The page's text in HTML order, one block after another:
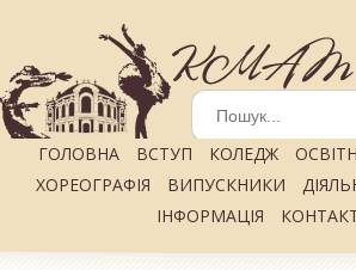
Search
ГОЛОВНА ВСТУП КОЛЕДЖ
ХОРЕОГРАФІЯ
ВИПУСКНИКИ
ІНФОРМАЦІЯ